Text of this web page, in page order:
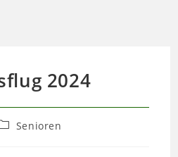
2024
Senioren